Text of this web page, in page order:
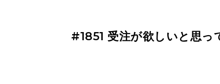
#1851 受注が欲しいと思っ